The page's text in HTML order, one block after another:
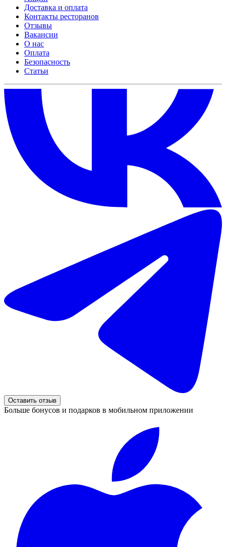
Доставка и оплата
Контакты ресторанов
Отзывы
Вакансии
О нас
Оплата
Безопасность
Статьи
Оставить отзыв
Больше бонусов и подарков в мобильном приложении